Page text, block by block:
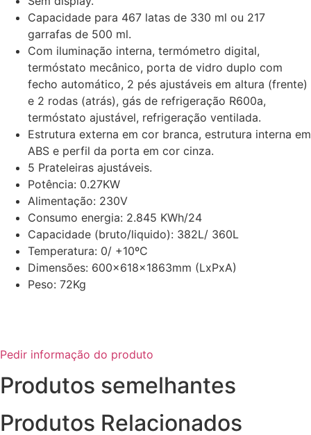
Capacidade para 467 latas de 330 ml ou 217
garrafas de 500 ml.
Com iluminação interna, termómetro digital,
termóstato mecânico, porta de vidro duplo com
fecho automático, 2 pés ajustáveis em altura (frente)
e 2 rodas (atrás), gás de refrigeração R600a,
termóstato ajustável, refrigeração ventilada.
Estrutura externa em cor branca, estrutura interna em
ABS e perfil da porta em cor cinza.
5 Prateleiras ajustáveis.
Potência: 0.27KW
Alimentação: 230V
Consumo energia: 2.845 KWh/24
Capacidade (bruto/liquido): 382L/ 360L
Temperatura: 0/ +10ºC
Dimensões: 600x618x1863mm (LxPxA)
Peso: 72Kg
Pedir informação do produto
Produtos semelhantes
Produtos Relacionados